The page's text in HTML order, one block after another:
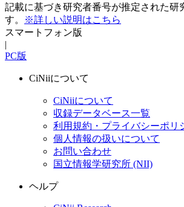
記載に基づき研究者番号が推定された研
す。
※詳しい説明はこちら
スマートフォン版
|
PC版
CiNiiについて
CiNiiについて
収録データベース一覧
利用規約・プライバシーポリ
個人情報の扱いについて
お問い合わせ
国立情報学研究所 (NII)
ヘルプ